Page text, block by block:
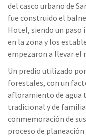
del casco urbano de
fue construido el
Hotel, siendo un
en la zona y los
empezaron a llevar el
Un predio utilizado
forestales, con un
afloramiento de agua
tradicional y de
conmemoración de
proceso de